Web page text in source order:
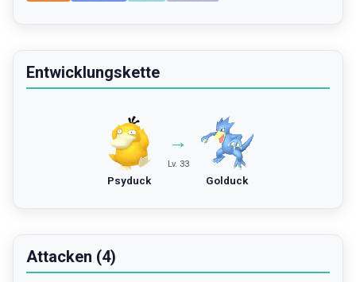
Entwicklungskette
Psyduck
→
Lv. 33
Golduck
Attacken (4)